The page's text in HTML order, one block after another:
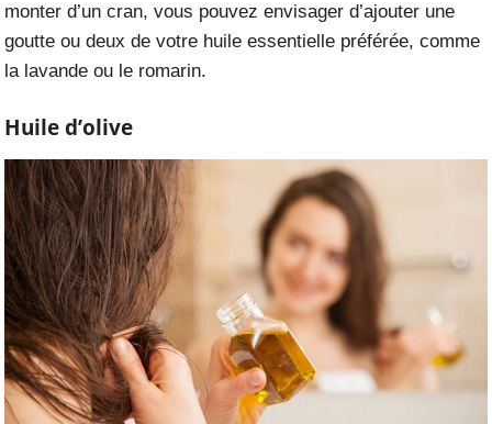
monter d’un cran, vous pouvez envisager d’ajouter une
goutte ou deux de votre huile essentielle préférée, comme
la lavande ou le romarin.
Huile d’olive